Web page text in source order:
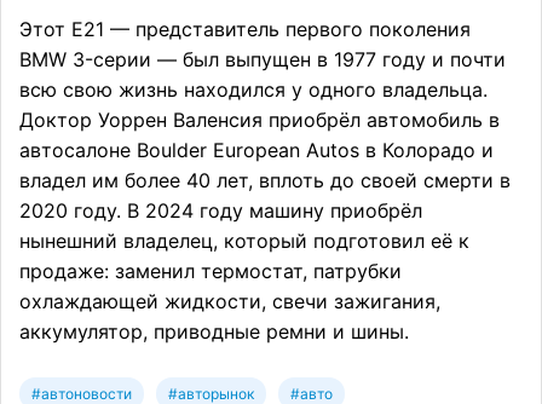
Этот E21 — представитель первого поколения
BMW 3-серии — был выпущен в 1977 году и почти
всю свою жизнь находился у одного владельца.
Доктор Уоррен Валенсия приобрёл автомобиль в
автосалоне Boulder European Autos в Колорадо и
владел им более 40 лет, вплоть до своей смерти в
2020 году. В 2024 году машину приобрёл
нынешний владелец, который подготовил её к
продаже: заменил термостат, патрубки
охлаждающей жидкости, свечи зажигания,
аккумулятор, приводные ремни и шины.
#автоновости #авторынок #авто